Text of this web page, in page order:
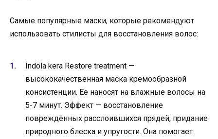
Самые популярные маски, которые рекомендуют
использовать стилисты для восстановления волос:
Indola kera Restore treatment —
высококачественная маска кремообразной
консистенции. Ее наносят на влажные волосы на
5-7 минут. Эффект — восстановление
повреждённых расслоившихся прядей, придание
природного блеска и упругости. Она помогает